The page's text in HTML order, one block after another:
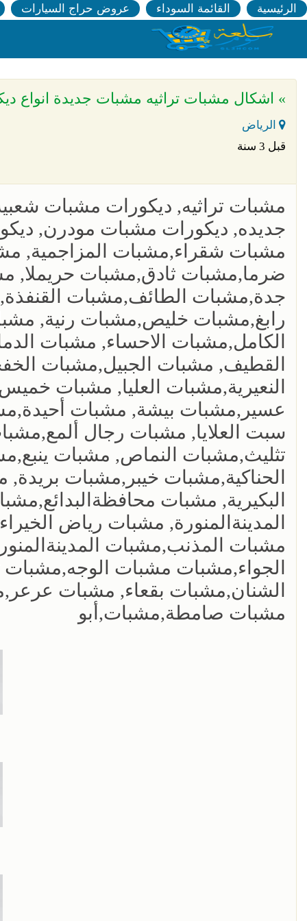
الرئيسية القائمة السوداء عروض حراج السيارات
» اشكال مشبات تراثيه مشبات جديدة
الرياض
قبل 3 سنة
مشبات تراثيه, ديكورات مشبات
جديده, ديكورات مشبات مودرن,
مشبات شقراء,مشبات المزاجمية,
ضرما,مشبات ثادق,مشبات حريملا,
جدة,مشبات الطائف,مشبات
رابغ,مشبات خليص,مشبات رنية,
الكامل,مشبات الاحساء, مشبات
القطيف, مشبات الجبيل,مشبات
النعيرية,مشبات العليا, مشبات
عسير,مشبات بيشة, مشبات
سبت العلايا, مشبات رجال
تثليث,مشبات النماص, مشبات
الحناكية,مشبات خيبر,مشبات
البكيرية, مشبات
المدينةالمنورة, مشبات رياض
مشبات المذنب,مشبات
الجواء,مشبات مشبات
الشنان,مشبات بقعاء, مشبات
مشبات صامطة,مشبات,أبو